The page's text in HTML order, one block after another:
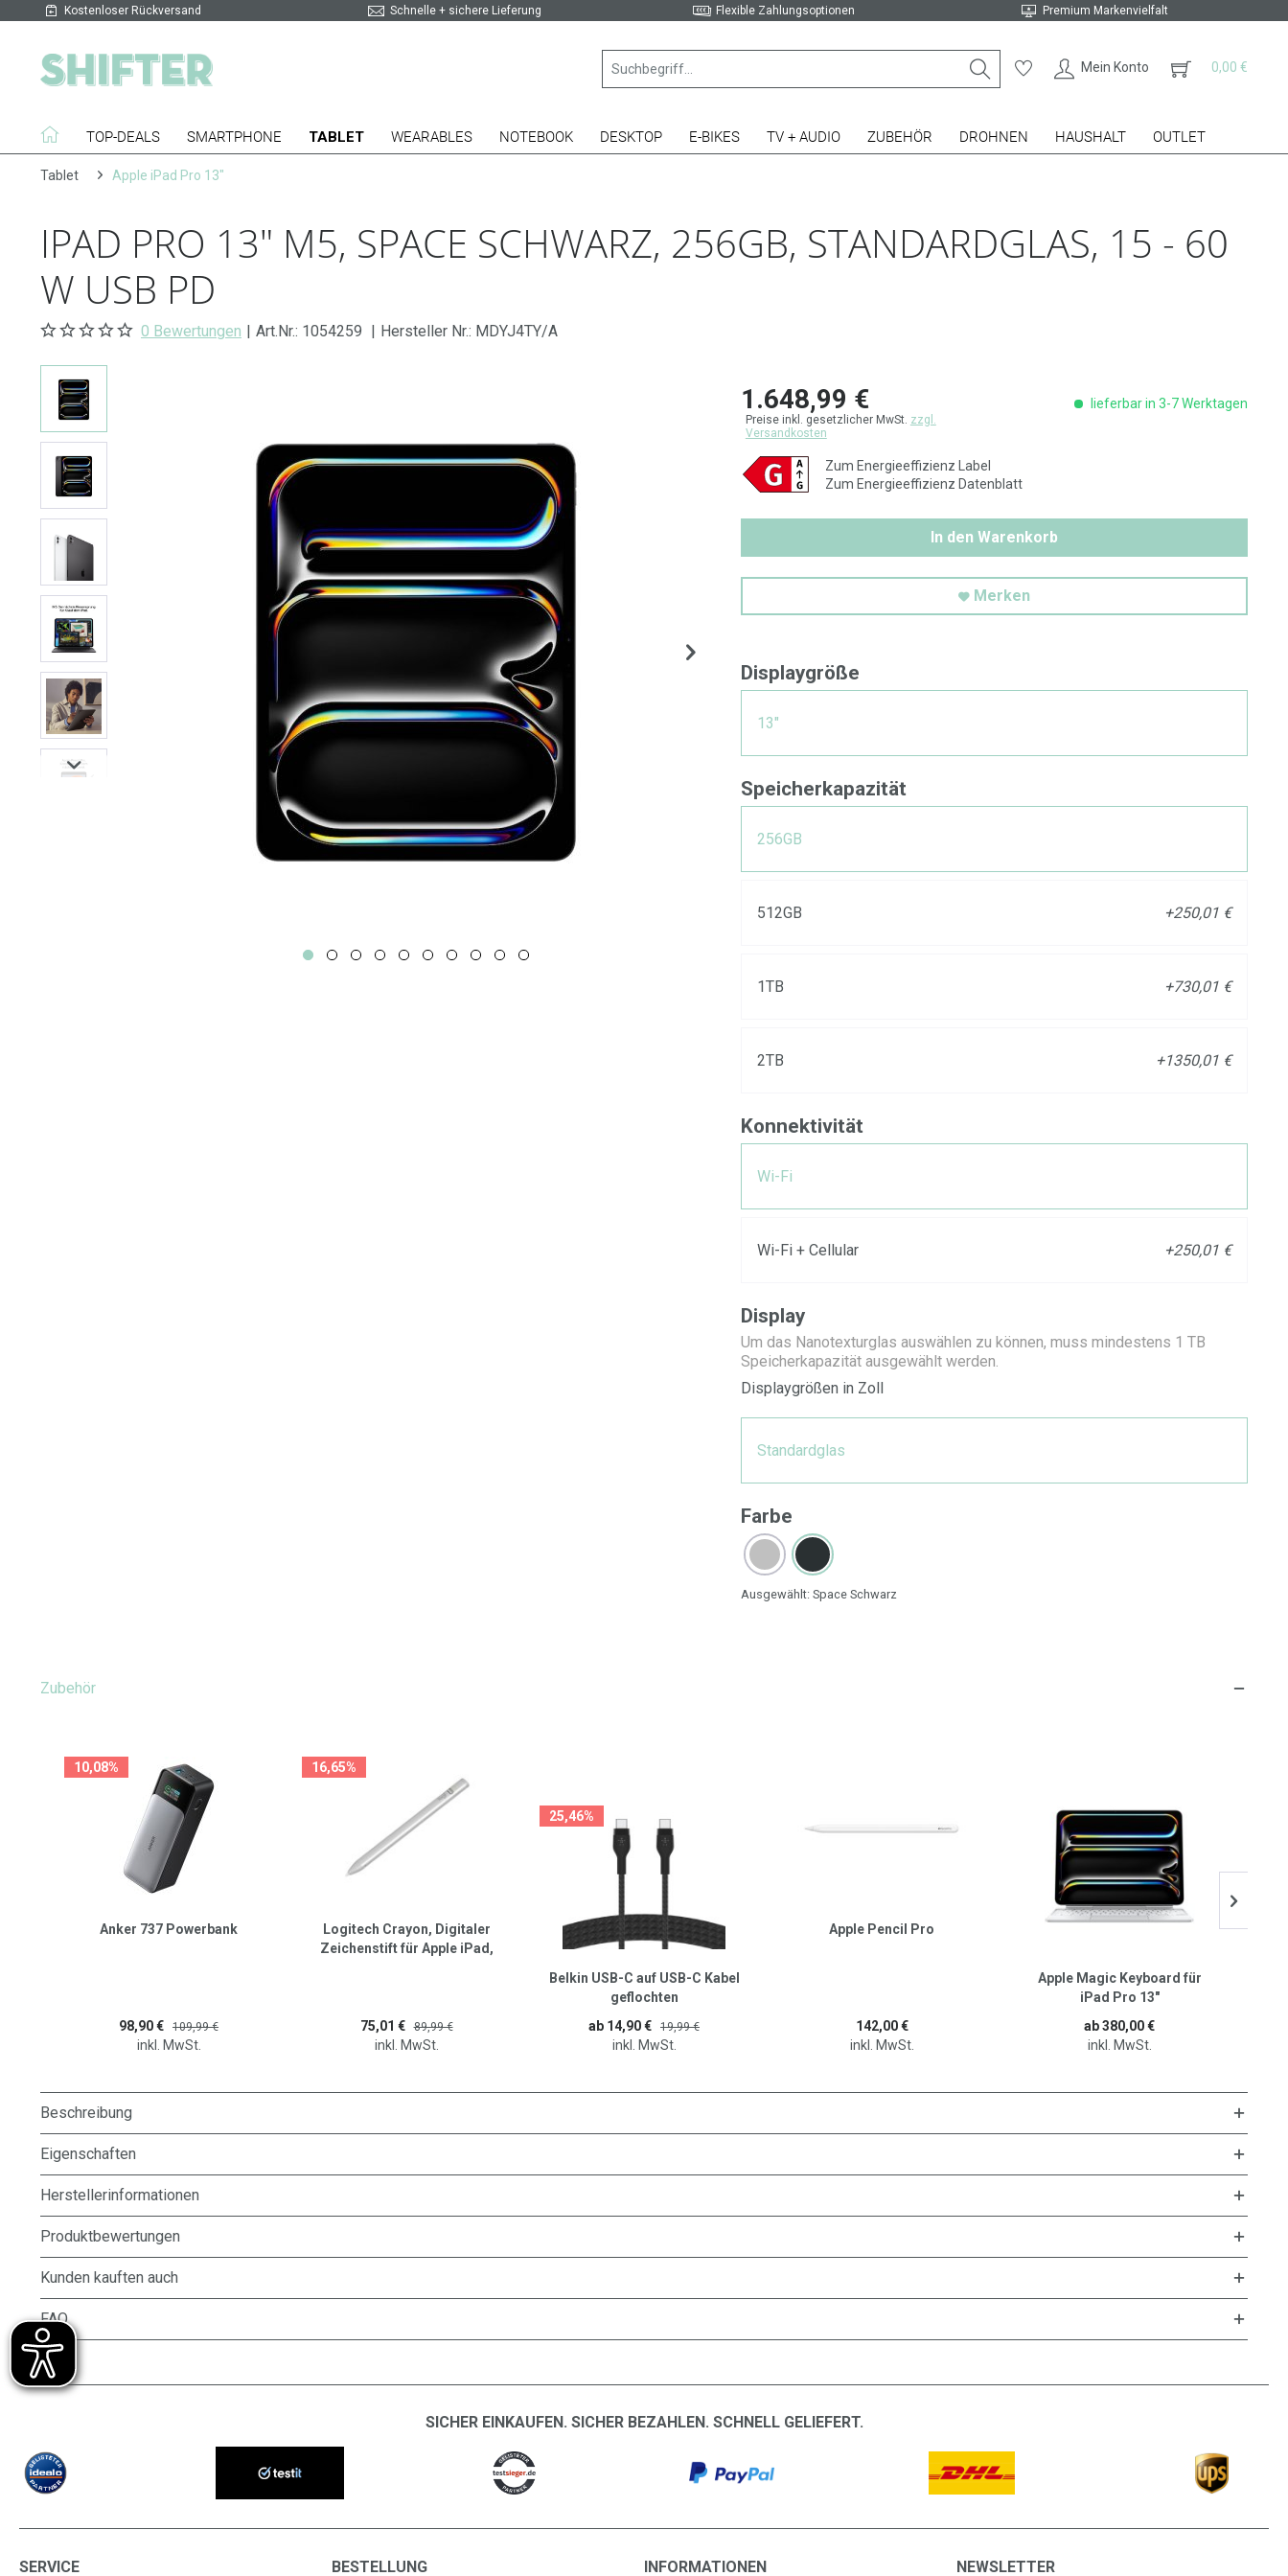
Kostenloser Rückversand Schnelle + sichere Lieferung Flexible Zahlungsoptionen Premium Markenvielfalt
Mein Konto 0,00 €
TOP-DEALS SMARTPHONE TABLET WEARABLES NOTEBOOK DESKTOP E-BIKES TV + AUDIO ZUBEHÖR DROHNEN HAUSHALT OUTLET
Tablet Apple iPad Pro 13"
IPAD PRO 13" M5, SPACE SCHWARZ, 256GB, STANDARDGLAS, 15 - 60
W USB PD
0 Bewertungen | Art.Nr.: 1054259 | Hersteller Nr.: MDYJ4TY/A
1.648,99 €
Preise inkl. gesetzlicher MwSt. zzgl.
Versandkosten
lieferbar in 3-7 Werktagen
Zum Energieeffizienz Label
Zum Energieeffizienz Datenblatt
In den Warenkorb
Merken
Displaygröße
13"
Speicherkapazität
256GB
512GB +250,01 €
1TB +730,01 €
2TB +1350,01 €
Konnektivität
Wi-Fi
Wi-Fi + Cellular +250,01 €
Display
Um das Nano­texturglas auswählen zu können, muss mindestens 1 TB
Speicherkapazität ausgewählt werden.
Displaygrößen in Zoll
Standardglas
Farbe
Ausgewählt: Space Schwarz
Zubehör
10,08%
Anker 737 Powerbank
98,90 € 109,99 €
inkl. MwSt.
16,65%
Logitech Crayon, Digitaler
Zeichenstift für Apple iPad,
75,01 € 89,99 €
inkl. MwSt.
25,46%
Belkin USB-C auf USB-C Kabel
geflochten
ab 14,90 €
19,99 €
inkl. MwSt.
Apple Pencil Pro
142,00 €
inkl. MwSt.
Apple Magic Keyboard für
iPad Pro 13"
ab 380,00 €
inkl. MwSt.
Beschreibung
Eigenschaften
Herstellerinformationen
Produktbewertungen
Kunden kauften auch
FAQ
SICHER EINKAUFEN. SICHER BEZAHLEN. SCHNELL GELIEFERT.
SERVICE BESTELLUNG INFORMATIONEN NEWSLETTER